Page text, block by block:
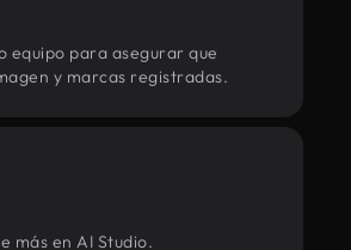
equipo para asegurar que
y marcas registradas.
más en AI Studio.